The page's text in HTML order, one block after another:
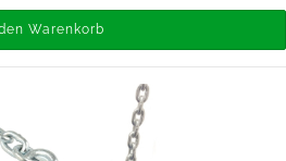
Warenkorb